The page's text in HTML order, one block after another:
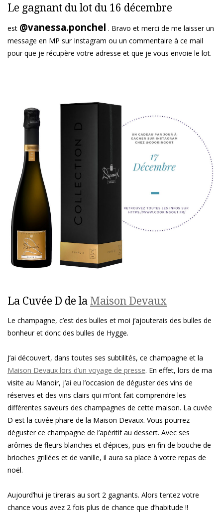
Le gagnant du lot du 16 décembre
est @vanessa.ponchel . Bravo et merci de me laisser un
message en MP sur Instagram ou un commentaire à ce mail
pour que je récupère votre adresse et que je vous envoie le lot.
La Cuvée D de laMaison Devaux
Le champagne, c’est des bulles et moi j’ajouterais des bulles de
bonheur et donc des bulles de Hygge.
J’ai découvert, dans toutes ses subtilités, ce champagne et la
Maison Devaux lors d’un voyage de presse. En effet, lors de ma
visite au Manoir, j’ai eu l’occasion de déguster des vins de
réserves et des vins clairs qui m’ont fait comprendre les
différentes saveurs des champagnes de cette maison. La cuvée
D est la cuvée phare de la Maison Devaux. Vous pourrez
déguster ce champagne de l’apéritif au dessert. Avec ses
arômes de fleurs blanches et d’épices, puis en fin de bouche de
brioches grillées et de vanille, il aura sa place à votre repas de
noël.
Aujourd’hui je tirerais au sort 2 gagnants. Alors tentez votre
chance vous avez 2 fois plus de chance que d’habitude !!